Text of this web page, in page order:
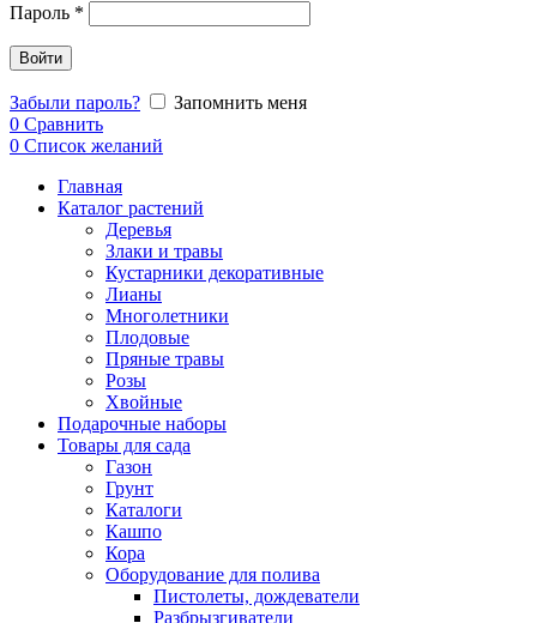
Пароль *
Войти
Забыли пароль?
Запомнить меня
0 Сравнить
0 Список желаний
Главная
Каталог растений
Деревья
Злаки и травы
Кустарники декоративные
Лианы
Многолетники
Плодовые
Пряные травы
Розы
Хвойные
Подарочные наборы
Товары для сада
Газон
Грунт
Каталоги
Кашпо
Кора
Оборудование для полива
Пистолеты, дождеватели
Разбрызгиватели